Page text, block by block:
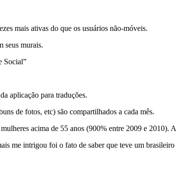
mais ativas do que os usuários não-móveis.
seus murais.
Social”
aplicação para traduções.
de fotos, etc) são compartilhados a cada mês.
acima de 55 anos (900% entre 2009 e
me intrigou foi o fato de saber que teve um